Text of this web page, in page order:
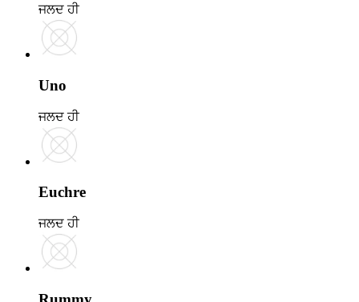
ਜਲਦ ਹੀ
Uno
ਜਲਦ ਹੀ
Euchre
ਜਲਦ ਹੀ